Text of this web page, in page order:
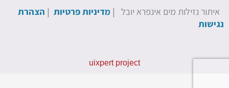
איתור נזילות מים אינפרא יובל | מדיניות פרטיות | הצהרת
נגישות
uixpert project